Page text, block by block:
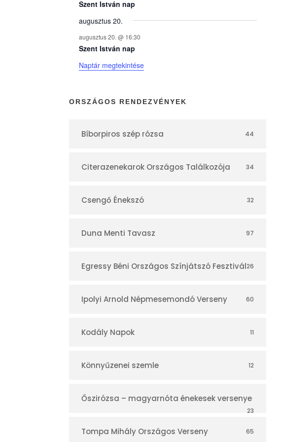
y
e
k
n
a
á
r
Szent István nap
augusztus 20.
augusztus 20. @ 16:30
Szent István nap
Naptár megtekintése
ORSZÁGOS RENDEZVÉNYEK
Bíborpiros szép rózsa 44
Citerazenekarok Országos Találkozója 34
Csengő Énekszó 32
Duna Menti Tavasz 97
Egressy Béni Országos Színjátszó Fesztivál26
Ipolyi Arnold Népmesemondó Verseny 60
Kodály Napok 11
Könnyűzenei szemle 12
Őszirózsa – magyarnóta énekesek versenye
23
Tompa Mihály Országos Verseny 65